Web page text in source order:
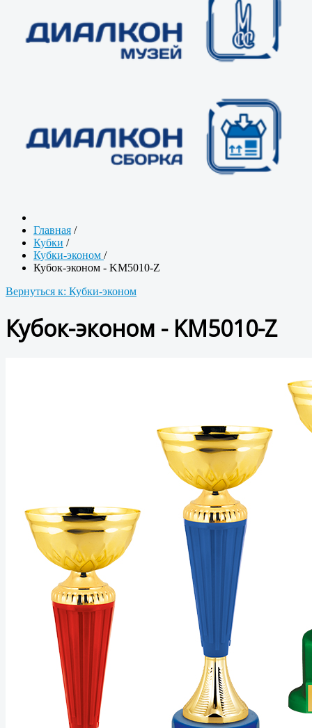
Главная /
Кубки /
Кубки-эконом /
Кубок-эконом - KM5010-Z
Вернуться к: Кубки-эконом
Кубок-эконом - KM5010-Z